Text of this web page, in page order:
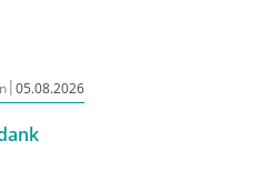
für
die
in
|05.08.2026